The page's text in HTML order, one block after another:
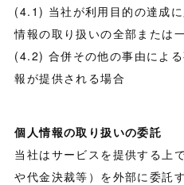
(4.1) 当社が利用目的の達成
情報の取り扱いの全部または
(4.2) 合併その他の事由によ
報が提供される場合
個人情報の取り扱いの委託
当社はサービスを提供する上
や代金決裁等）を外部に委託